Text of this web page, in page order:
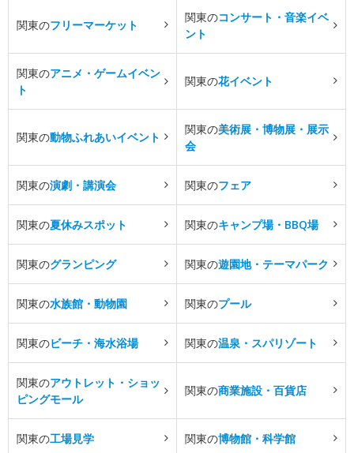
関東のフリーマーケット
関東のコンサート・音楽イベ
ント
関東のアニメ・ゲームイベン
ト
関東の花イベント
関東の動物ふれあいイベント
関東の美術展・博物展・展示
会
関東の演劇・講演会 関東のフェア
関東の夏休みスポット 関東のキャンプ場・BBQ場
関東のグランピング 関東の遊園地・テーマパーク
関東の水族館・動物園 関東のプール
関東のビーチ・海水浴場 関東の温泉・スパリゾート
関東のアウトレット・ショッ
ピングモール
関東の商業施設・百貨店
関東の工場見学 関東の博物館・科学館